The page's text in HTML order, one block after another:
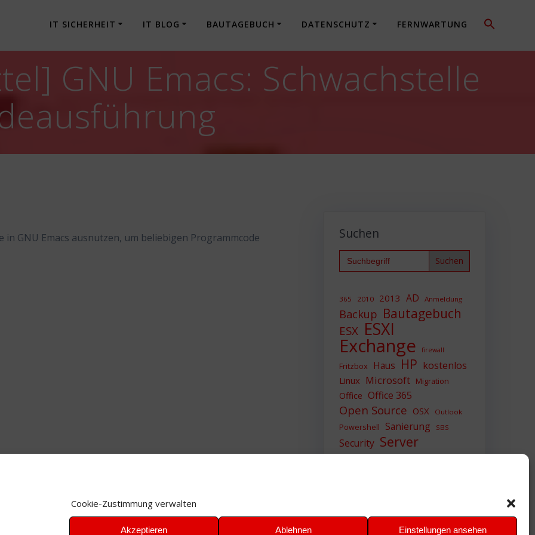
Cookie-Zustimmung verwalten
Akzeptieren Ablehnen Einstellungen ansehen
IT SICHERHEIT IT BLOG BAUTAGEBUCH DATENSCHUTZ FERNWARTUNG
GNU Emacs: Schwachstelle
GNU Emacs ausnutzen, um beliebigen Programmcode
Suchen
Search
for:
365 2010 2013 AD Anmeldung
Backup Bautagebuch
ESX ESXI
Exchange firewall
Fritzbox Haus HP kostenlos
Linux Microsoft Migration
Office Office 365
Open Source OSX Outlook
Powershell Sanierung SBS
Security Server
Sicherheit SIEM
VMWare VPN WAZUH